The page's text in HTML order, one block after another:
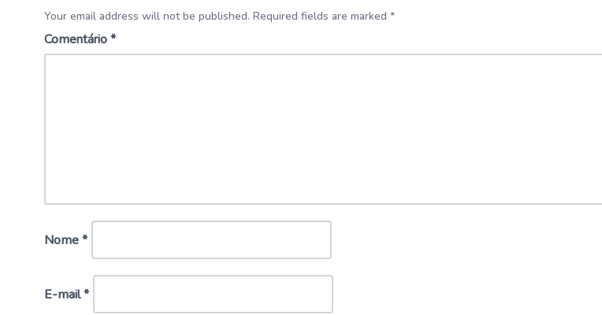
Your email address will not be published. Required fields are marked *
Comentário*
Nome*
E-mail*